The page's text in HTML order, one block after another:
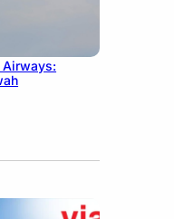
Airways: